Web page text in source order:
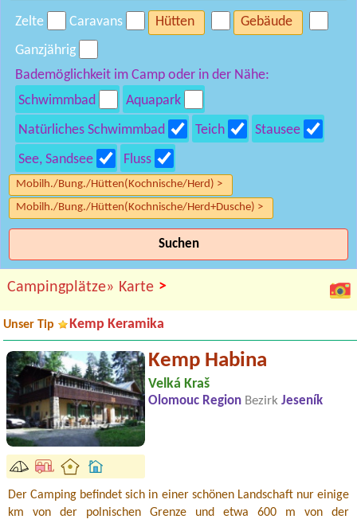
Zelte Caravans Hütten
Gebäude
Ganzjährig
Bademöglichkeit im Camp oder in der Nähe:
Schwimmbad
Aquapark
Natürliches Schwimmbad
Teich
Stausee
See, Sandsee
Fluss
Mobilh./Bung./Hütten(Kochnische/Herd) >
Mobilh./Bung./Hütten(Kochnische/Herd+Dusche) >
Suchen
Campingplätze» Karte >
Unser Tip Kemp Keramika
Kemp Habina
Velká Kraš
Olomouc Region Bezirk Jeseník
Der Camping befindet sich in einer schönen Landschaft nur einige
km von der polnischen Grenze und etwa 600 m von der